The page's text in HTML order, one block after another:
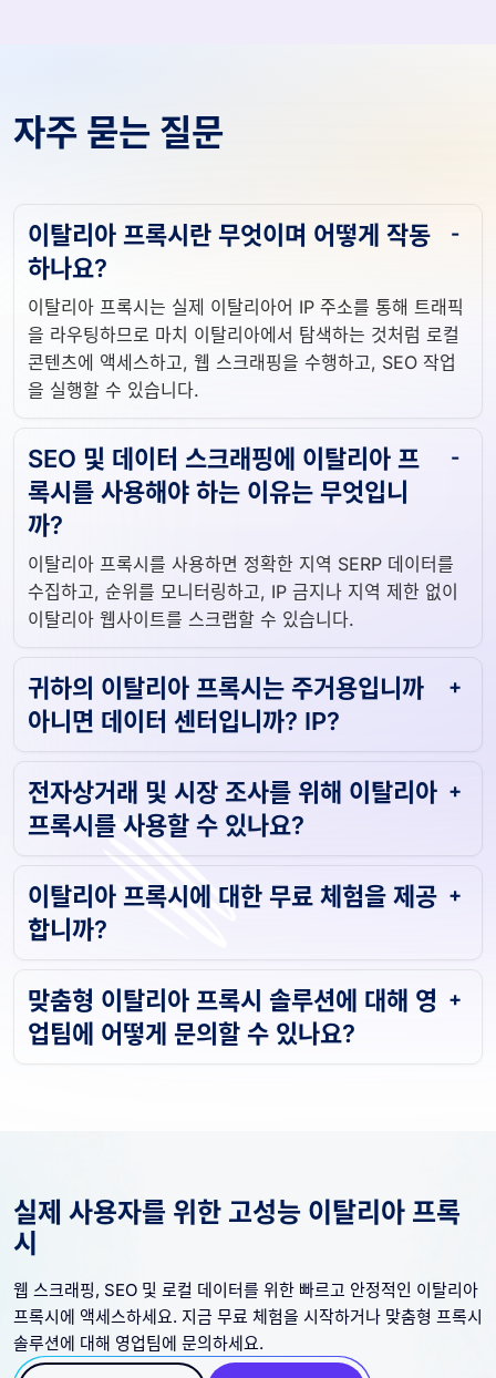
자주 묻는 질문
이탈리아 프록시란 무엇이며 어떻게 작동
하나요?
이탈리아 프록시는 실제 이탈리아어 IP 주소를 통해 트래픽
을 라우팅하므로 마치 이탈리아에서 탐색하는 것처럼 로컬
콘텐츠에 액세스하고, 웹 스크래핑을 수행하고, SEO 작업
을 실행할 수 있습니다.
SEO 및 데이터 스크래핑에 이탈리아 프
록시를 사용해야 하는 이유는 무엇입니
까?
이탈리아 프록시를 사용하면 정확한 지역 SERP 데이터를
수집하고, 순위를 모니터링하고, IP 금지나 지역 제한 없이
이탈리아 웹사이트를 스크랩할 수 있습니다.
귀하의 이탈리아 프록시는 주거용입니까
아니면 데이터 센터입니까? IP?
전자상거래 및 시장 조사를 위해 이탈리아
프록시를 사용할 수 있나요?
이탈리아 프록시에 대한 무료 체험을 제공
합니까?
맞춤형 이탈리아 프록시 솔루션에 대해 영
업팀에 어떻게 문의할 수 있나요?
실제 사용자를 위한 고성능 이탈리아 프록
시
웹 스크래핑, SEO 및 로컬 데이터를 위한 빠르고 안정적인 이탈리아
프록시에 액세스하세요. 지금 무료 체험을 시작하거나 맞춤형 프록시
솔루션에 대해 영업팀에 문의하세요.